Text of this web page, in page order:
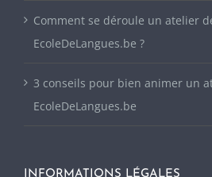
Comment se déroule un atelier
EcoleDeLangues.be ?
3 conseils pour bien animer un
EcoleDeLangues.be
INFORMATIONS LÉGALES